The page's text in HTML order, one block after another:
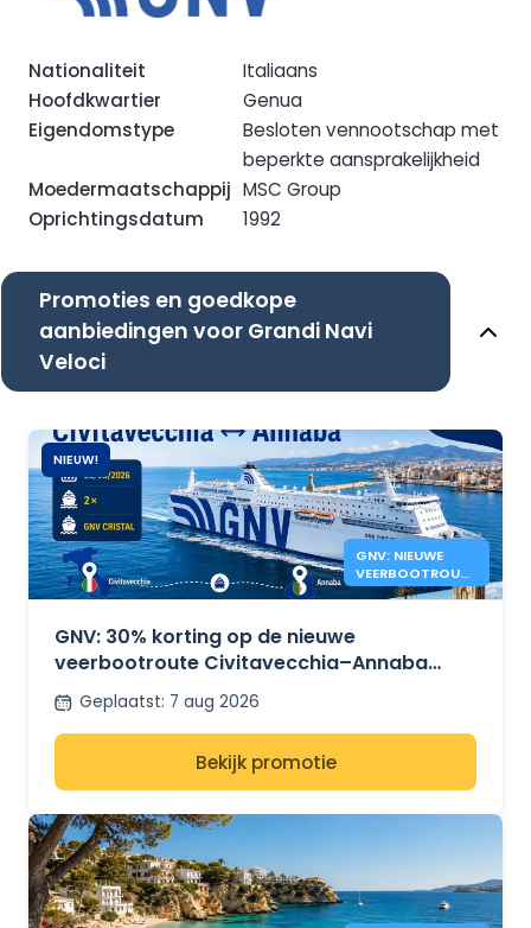
Nationaliteit
Italiaans
Hoofdkwartier
Genua
Eigendomstype
Besloten vennootschap met
beperkte aansprakelijkheid
Moedermaatschappij MSC Group
Oprichtingsdatum
1992
Promoties en goedkope
aanbiedingen voor Grandi Navi
Veloci
NIEUW!
GNV: NIEUWE
VEERBOOTROUTE
CIVITAVECCHIA
GNV: 30% korting op de nieuwe
veerbootroute Civitavecchia–Annaba
tussen Italië en Algerije
Geplaatst: 7 aug 2026
Bekijk promotie